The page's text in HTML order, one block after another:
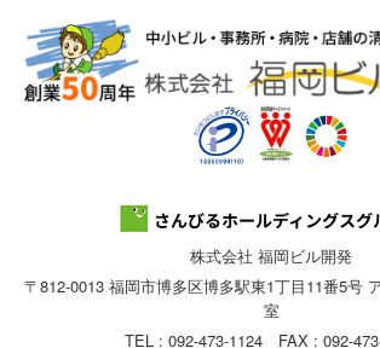
株式会社 福岡ビル開発
〒812-0013 福岡市博多区博多駅東1丁目11番5号
室
TEL : 092-473-1124 FAX : 092-